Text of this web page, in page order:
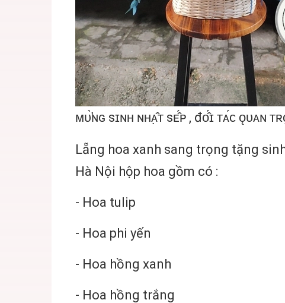
ᴍᴜ̛̀ɴɢ sɪɴʜ ɴʜᴀ̣̂ᴛ sᴇ̂́ᴘ , đᴏ̂́ɪ ᴛᴀ́ᴄ ǫᴜᴀɴ
Lẵng hoa xanh sang trọng tặng
Hà Nội hộp hoa gồm có :
- Hoa tulip
- Hoa phi yến
- Hoa hồng xanh
- Hoa hồng trắng